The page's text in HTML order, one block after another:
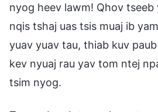
nyog heev lawm! Qhov tseeb
nqis tshaj uas tsis muaj ib
yuav yuav tau, thiab kuv
kev nyuaj rau yav tom ntej
tsim nyog.